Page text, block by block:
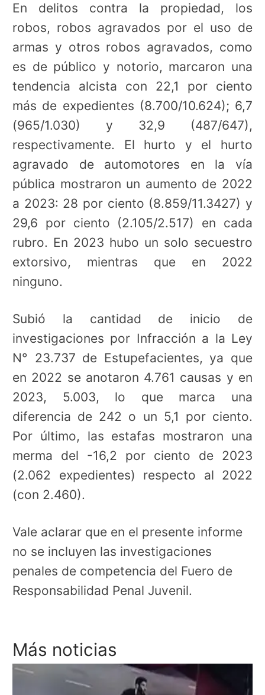
En delitos contra la propiedad, los
robos, robos agravados por el uso de
armas y otros robos agravados, como
es de público y notorio, marcaron una
tendencia alcista con 22,1 por ciento
más de expedientes (8.700/10.624); 6,7
(965/1.030) y 32,9 (487/647),
respectivamente. El hurto y el hurto
agravado de automotores en la vía
pública mostraron un aumento de 2022
a 2023: 28 por ciento (8.859/11.3427) y
29,6 por ciento (2.105/2.517) en cada
rubro. En 2023 hubo un solo secuestro
extorsivo, mientras que en 2022
ninguno.
Subió la cantidad de inicio de
investigaciones por Infracción a la Ley
N° 23.737 de Estupefacientes, ya que
en 2022 se anotaron 4.761 causas y en
2023, 5.003, lo que marca una
diferencia de 242 o un 5,1 por ciento.
Por último, las estafas mostraron una
merma del -16,2 por ciento de 2023
(2.062 expedientes) respecto al 2022
(con 2.460).
Vale aclarar que en el presente informe
no se incluyen las investigaciones
penales de competencia del Fuero de
Responsabilidad Penal Juvenil.
Más noticias